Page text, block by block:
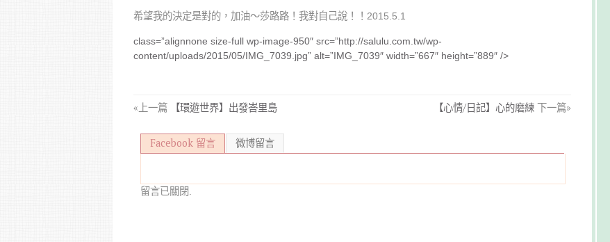
希望我的決定是對的，加油～莎路路！我對自己說！！2015.5.1
class=”alignnone size-full wp-image-950″ src=”http://salulu.com.tw/wp-
content/uploads/2015/05/IMG_7039.jpg” alt=”IMG_7039″ width=”667″ height=”889″ />
«上一篇 【環遊世界】出發峇里島 【心情/日記】心的磨練 下一篇»
Facebook 留言 微博留言
留言已關閉.